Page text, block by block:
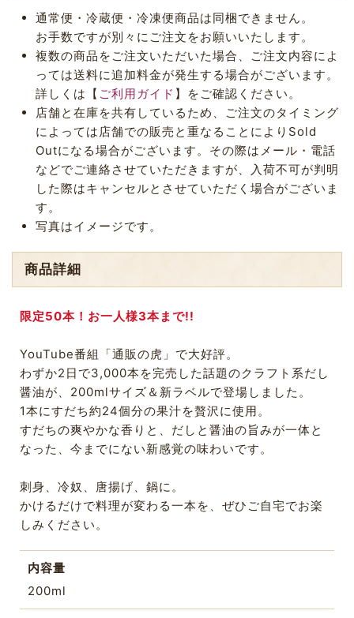
通常便・冷蔵便・冷凍便商品は同梱できません。
お手数ですが別々にご注文をお願いいたします。
複数の商品をご注文いただいた場合、ご注文内容によ
っては送料に追加料金が発生する場合がございます。
詳しくは【 ご利用ガイド 】をご確認ください。
店舗と在庫を共有しているため、ご注文のタイミング
によっては店舗での販売と重なることによりSold
Outになる場合がございます。その際はメール・電話
などでご連絡させていただきますが、入荷不可が判明
した際はキャンセルとさせていただく場合がございま
す。
写真はイメージです。
商品詳細
限定50本！お一人様3本まで!!
YouTube番組「通販の虎」で大好評。
わずか2日で3,000本を完売した話題のクラフト系だし
醤油が、200mlサイズ＆新ラベルで登場しました。
1本にすだち約24個分の果汁を贅沢に使用。
すだちの爽やかな香りと、だしと醤油の旨みが一体と
なった、今までにない新感覚の味わいです。
刺身、冷奴、唐揚げ、鍋に。
かけるだけで料理が変わる一本を、ぜひご自宅でお楽
しみください。
内容量
200ml